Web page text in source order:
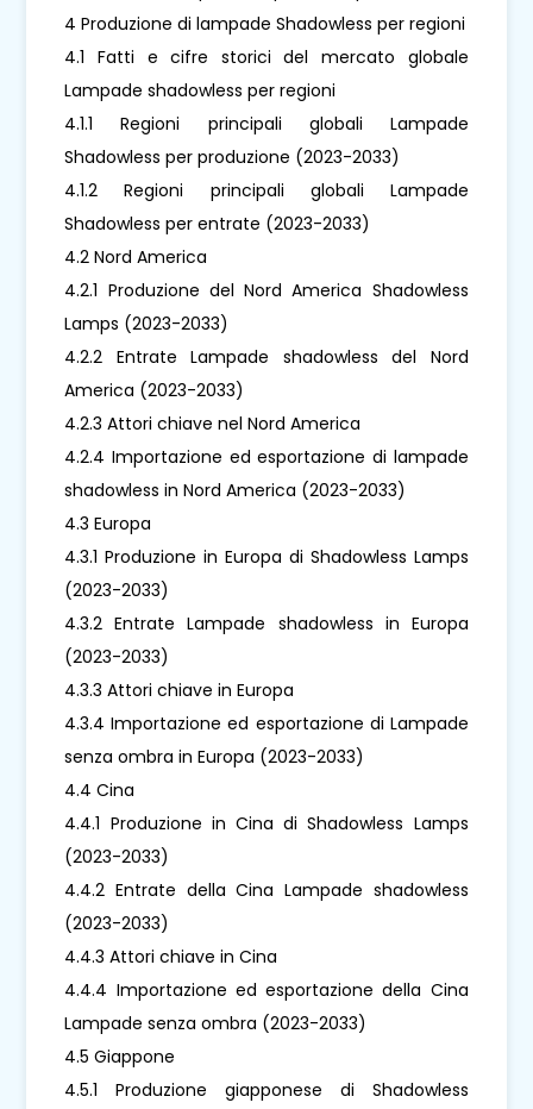
4 Produzione di lampade Shadowless per regioni
4.1 Fatti e cifre storici del mercato globale
Lampade shadowless per regioni
4.1.1 Regioni principali globali Lampade
Shadowless per produzione (2023-2033)
4.1.2 Regioni principali globali Lampade
Shadowless per entrate (2023-2033)
4.2 Nord America
4.2.1 Produzione del Nord America Shadowless
Lamps (2023-2033)
4.2.2 Entrate Lampade shadowless del Nord
America (2023-2033)
4.2.3 Attori chiave nel Nord America
4.2.4 Importazione ed esportazione di lampade
shadowless in Nord America (2023-2033)
4.3 Europa
4.3.1 Produzione in Europa di Shadowless Lamps
(2023-2033)
4.3.2 Entrate Lampade shadowless in Europa
(2023-2033)
4.3.3 Attori chiave in Europa
4.3.4 Importazione ed esportazione di Lampade
senza ombra in Europa (2023-2033)
4.4 Cina
4.4.1 Produzione in Cina di Shadowless Lamps
(2023-2033)
4.4.2 Entrate della Cina Lampade shadowless
(2023-2033)
4.4.3 Attori chiave in Cina
4.4.4 Importazione ed esportazione della Cina
Lampade senza ombra (2023-2033)
4.5 Giappone
4.5.1 Produzione giapponese di Shadowless